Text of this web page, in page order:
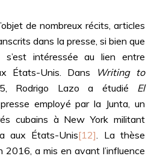
de nombreux récits, articles
dans la presse, si bien que
s’est intéressée au lien entre
États-Unis. Dans
Writing to
Rodrigo Lazo a étudié El
employé par la Junta, un
cubains à New York militant
aux États-Unis[12]. La thèse
2016, a mis en avant l’influence